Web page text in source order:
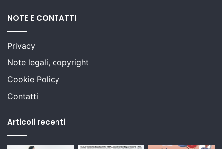
NOTE E CONTATTI
Privacy
Note legali, copyright
Cookie Policy
Contatti
Articoli recenti